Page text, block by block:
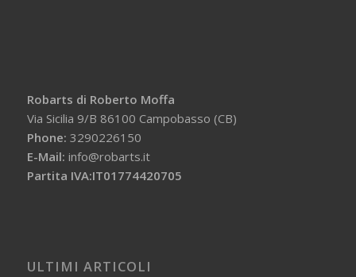
Robarts di Roberto Moffa
Via Sicilia 9/B 86100 Campobasso (CB)
Phone: 3290226150
E-Mail: info@robarts.it
Partita IVA:IT01774420705
ULTIMI ARTICOLI